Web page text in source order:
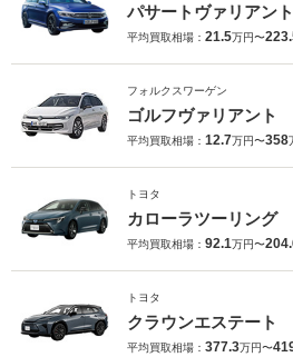
パサートヴァリアント
平均買取相場： 21.5万円〜
フォルクスワーゲン
ゴルフヴァリアント
平均買取相場： 12.7万円〜358
トヨタ
カローラツーリング
平均買取相場： 92.1万円〜
トヨタ
クラウンエステート
平均買取相場： 377.3万円〜